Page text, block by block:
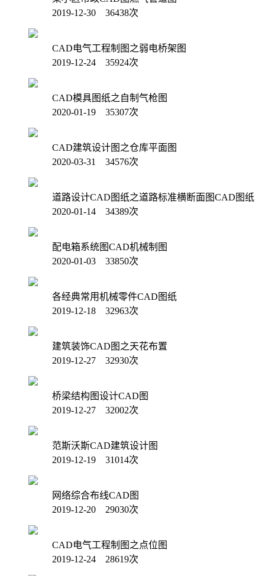
2019-12-30 36438次
CAD电气工程制图之弱电桥架图
2019-12-24 35924次
CAD模具图纸之自制气枪图
2020-01-19 35307次
CAD建筑设计图之仓库平面图
2020-03-31 34576次
道路设计CAD图纸之道路标准横断面图CAD图纸
2020-01-14 34389次
配电箱系统图CAD机械制图
2020-01-03 33850次
各经典常用机械零件CAD图纸
2019-12-18 32963次
建筑装饰CAD图之天花布置
2019-12-27 32930次
桥梁结构图设计CAD图
2019-12-27 32002次
范斯沃斯CAD建筑设计图
2019-12-19 31014次
网络综合布线CAD图
2019-12-20 29030次
CAD电气工程制图之点位图
2019-12-24 28619次